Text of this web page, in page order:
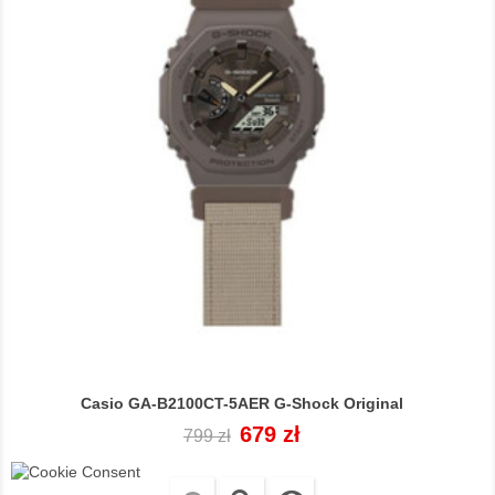
Casio GA-B2100CT-5AER G-Shock Original
Cena
799 zł Cena
679 zł